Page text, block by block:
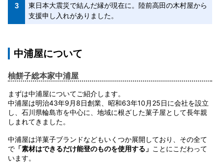
東日本大震災で結んだ縁が現在に。陸前高田の木村屋から
支援申し入れがありました。
中浦屋について
柚餅子総本家中浦屋
まずは中浦屋についてご紹介します。
中浦屋は明治43年9月8日創業、昭和63年10月25日に会社を設立
し、石川県輪島市を中心に、地域に根ざした菓子屋として長年親
しまれてきました。
中浦屋は洋菓子ブランドなどもいくつか展開しており、その全て
で 「素材はできるだけ能登のものを使用する」 ことにこだわって
います。